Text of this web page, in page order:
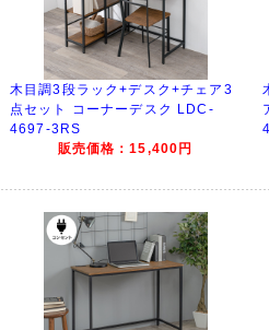
木目調3段ラック+デスク+チェア3
点セット コーナーデスク LDC-
4697-3RS
販売価格：15,400円